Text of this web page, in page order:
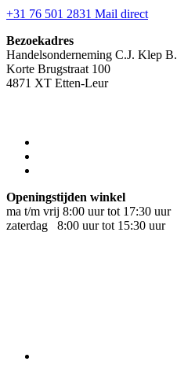
+31 76 501 2831 Mail direct
Bezoekadres
Handelsonderneming C.J. Klep
Korte Brugstraat 100
4871 XT Etten-Leur
Openingstijden winkel
ma t/m vrij 8:00 uur tot 17:30 uur
zaterdag 8:00 uur tot 15:30 uur